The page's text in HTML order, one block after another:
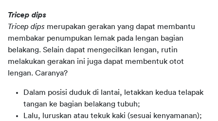
Tricep dips
Tricep dips merupakan gerakan yang dapat membantu
membakar penumpukan lemak pada lengan bagian
belakang. Selain dapat mengecilkan lengan, rutin
melakukan gerakan ini juga dapat membentuk otot
lengan. Caranya?
Dalam posisi duduk di lantai, letakkan kedua telapak
tangan ke bagian belakang tubuh;
Lalu, luruskan atau tekuk kaki (sesuai kenyamanan);